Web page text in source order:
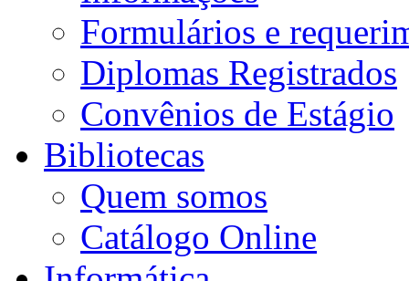
Formulários e
Diplomas Registrados
Convênios de Estágio
Bibliotecas
Quem somos
Catálogo Online